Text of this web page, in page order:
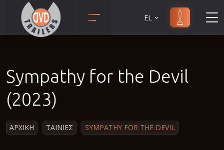
Αισθηματικές
Β' Παγκόσμιος Πόλεμος
EL
Sympathy for the Devil
(2023)
ΑΡΧΙΚΗ ΤΑΙΝΙΕΣ SYMPATHY FOR THE DEVIL